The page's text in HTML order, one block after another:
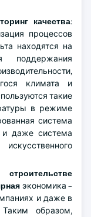
качества:
процессов
находятся на
климата и
такие
в режиме
система
и даже система
экономика –
и даже в
Таким образом,